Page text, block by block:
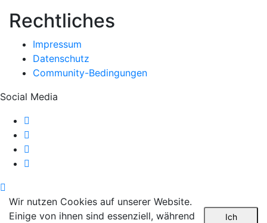
Rechtliches
Impressum
Datenschutz
Community-Bedingungen
Social Media
Wir nutzen Cookies auf unserer Website.
Einige von ihnen sind essenziell, während
Ich